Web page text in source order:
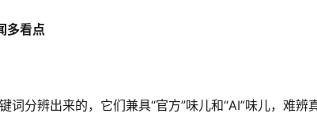
多看点
词分辨出来的，它们兼具“官方”味儿和“AI”味儿，难辨